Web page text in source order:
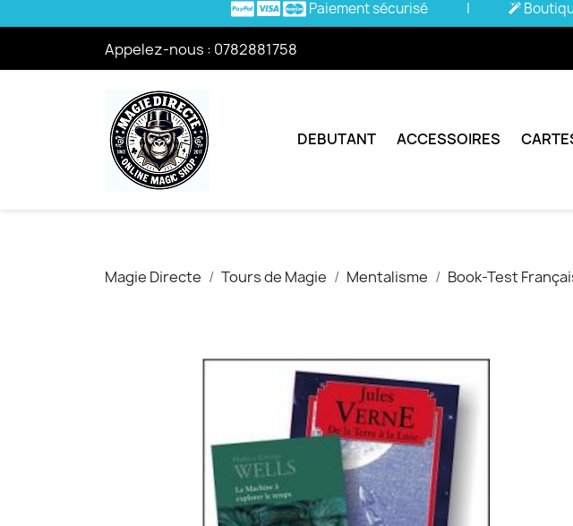
Paiement sécurisé |
Appelez-nous : 0782881758
DEBUTANT ACCESSOIRES
Magie Directe Tours de Magie Mentalisme Book-Test